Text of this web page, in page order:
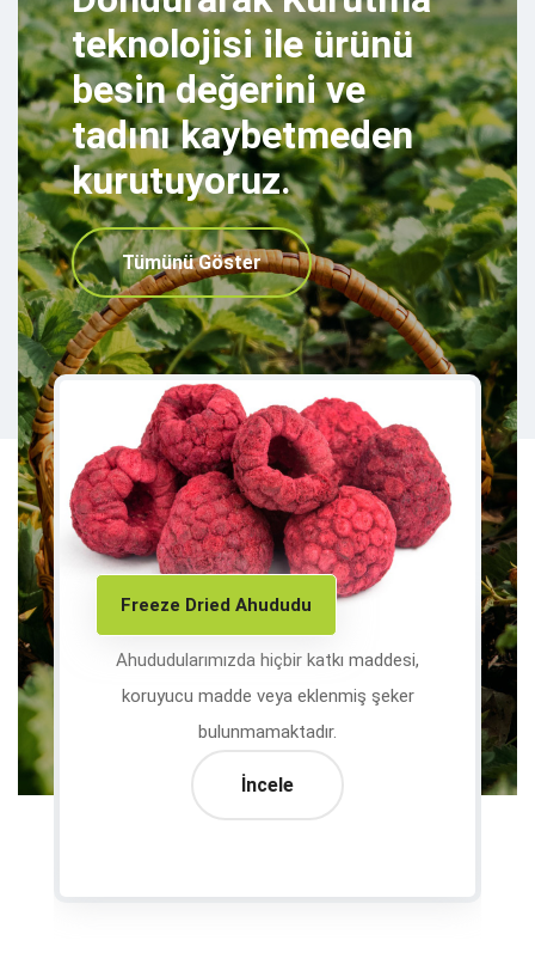
teknolojisi ile ürünü
besin değerini ve
tadını kaybetmeden
kurutuyoruz.
Tümünü Göster
Freeze Dried Ahududu
Ahududularımızda hiçbir katkı maddesi,
koruyucu madde veya eklenmiş şeker
bulunmamaktadır.
İncele